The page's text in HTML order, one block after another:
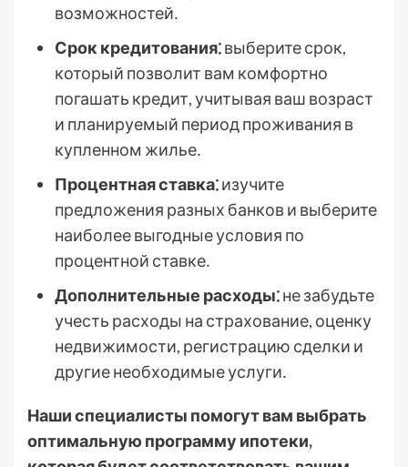
возможностей․
Срок кредитования⁚выберите срок,
который позволит вам комфортно
погашать кредит, учитывая ваш возраст
и планируемый период проживания в
купленном жилье․
Процентная ставка⁚изучите
предложения разных банков и выберите
наиболее выгодные условия по
процентной ставке․
Дополнительные расходы⁚не забудьте
учесть расходы на страхование, оценку
недвижимости, регистрацию сделки и
другие необходимые услуги․
Наши специалисты помогут вам выбрать
оптимальную программу ипотеки,